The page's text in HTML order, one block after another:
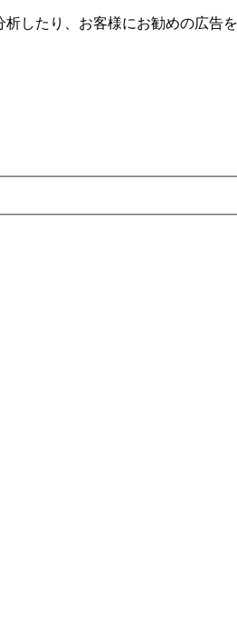
したり、お客様にお勧めの広告